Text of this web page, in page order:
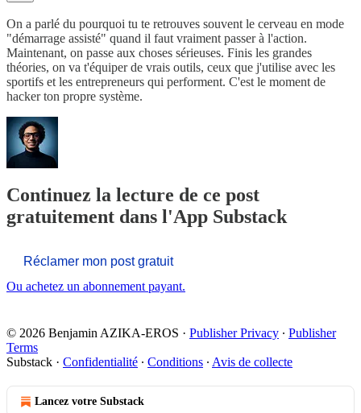
On a parlé du pourquoi tu te retrouves souvent le cerveau en mode
"démarrage assisté" quand il faut vraiment passer à l'action.
Maintenant, on passe aux choses sérieuses. Finis les grandes
théories, on va t'équiper de vrais outils, ceux que j'utilise avec les
sportifs et les entrepreneurs qui performent. C'est le moment de
hacker ton propre système.
Continuez la lecture de ce post
gratuitement dans l'App Substack
Réclamer mon post gratuit
Ou achetez un abonnement payant.
© 2026 Benjamin AZIKA-EROS · Publisher Privacy ∙ Publisher
Terms
Substack · Confidentialité ∙ Conditions ∙ Avis de collecte
Lancez votre Substack